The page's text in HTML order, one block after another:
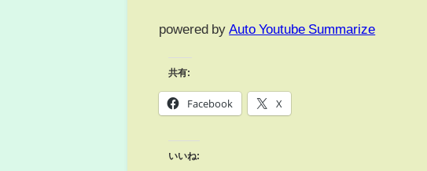
powered by Auto Youtube Summarize
共有:
Facebook X
いいね: